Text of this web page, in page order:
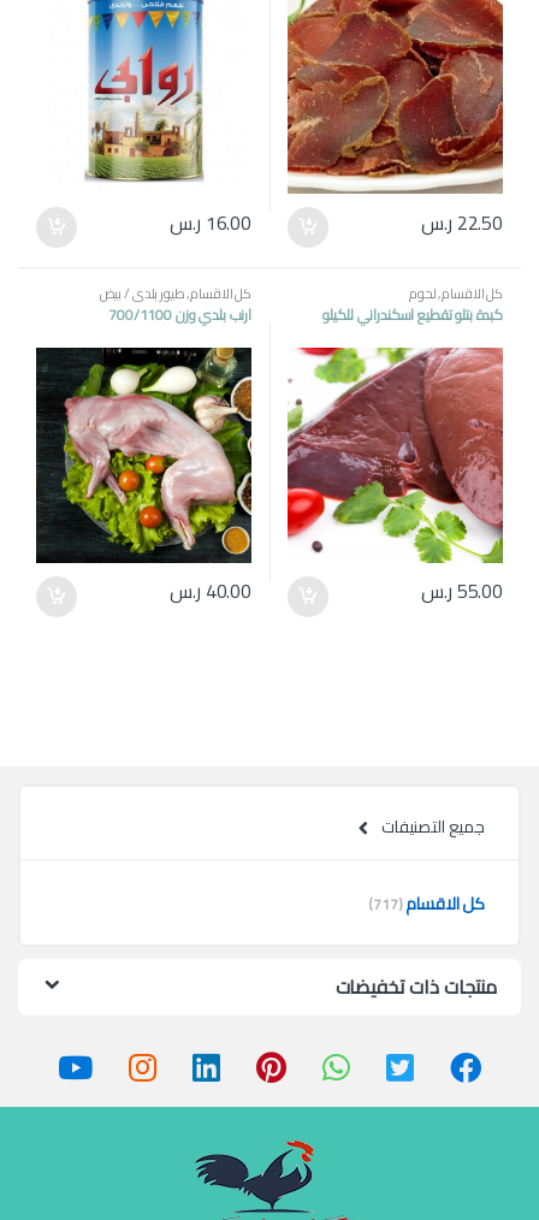
22.50 ر.س 16.00 ر.س
كل الاقسام,لحوم
كبدة بتلو تقطيع اسكندراني للكيلو
55.00ر.س
كل الاقسام,طيور بلدي / بيض
ارنب بلدي وزن 700/1100
40.00 ر.س
جميع التصنيفات
كل الاقسام(717)
منتجات ذات تخفيضات